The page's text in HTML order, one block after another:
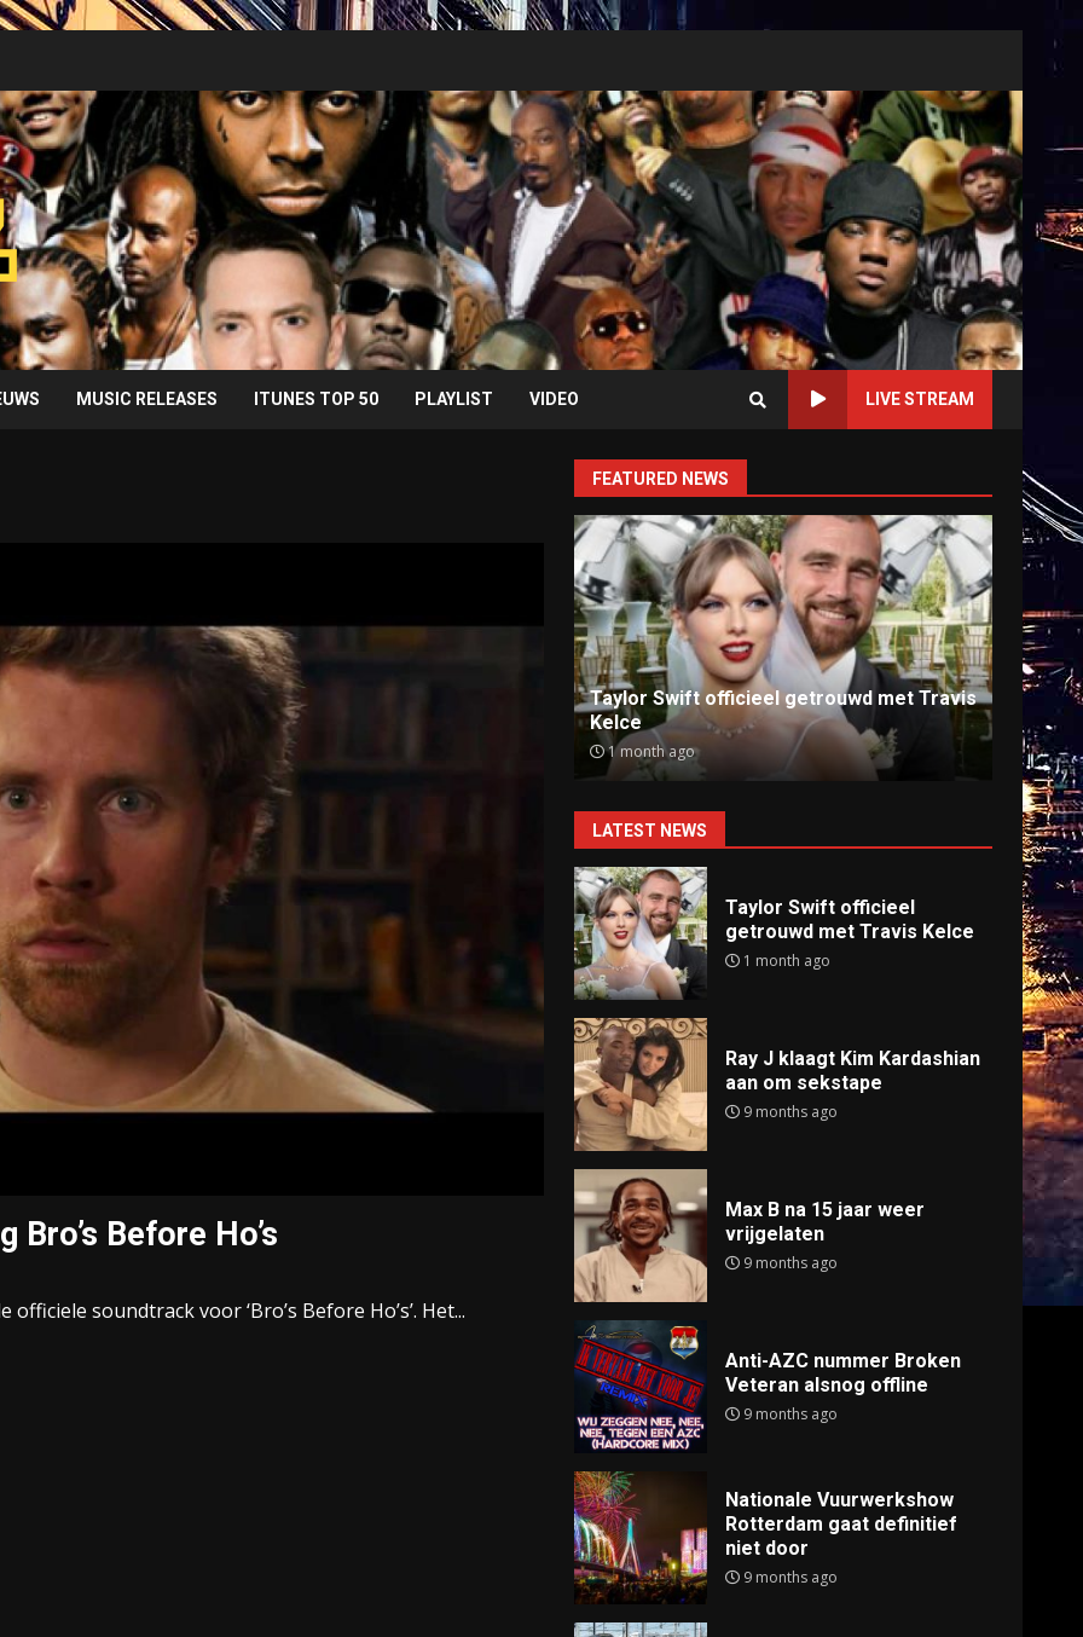
MUSIC RELEASES ITUNES TOP 50 PLAYLIST VIDEO LIVE STREAM
Before Ho’s
soundtrack voor ‘Bro’s Before Ho’s’. Het...
FEATURED NEWS
Taylor Swift officieel getrouwd met Travis
Ray J klaagt Kim Kardashian aan om
sekstape
9 months ago
Anti-
9
LATEST NEWS
Taylor Swift officieel
getrouwd met Travis Kelce
1 month ago
Ray J klaagt Kim Kardashian
aan om sekstape
9 months ago
Max B na 15 jaar weer
vrijgelaten
9 months ago
Anti-AZC nummer Broken
Veteran alsnog offline
9 months ago
Nationale Vuurwerkshow
Rotterdam gaat definitief
niet door
9 months ago